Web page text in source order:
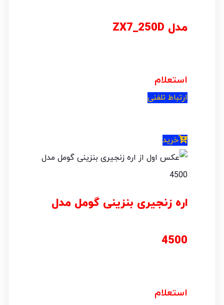
مدل ZX7_250D
استعلام
ارتباط تلفنی
خرید
اره زنجیری بنزینی گومل مدل
4500
استعلام